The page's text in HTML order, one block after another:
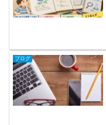
ブログ